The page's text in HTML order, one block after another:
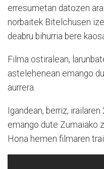
erresumetan datozen
norbaitek Bitelchusen
deabru bihurria bere
Filma ostiralean,
astelehenean emango
aurrera.
Igandean, berriz, irailaren
emango dute Zumaiako
Hona hemen filmaren